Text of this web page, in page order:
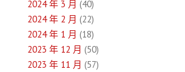
2024 年 3 月 (40)
2024 年 2 月 (22)
2024 年 1 月 (18)
2023 年 12 月 (50)
2023 年 11 月 (57)